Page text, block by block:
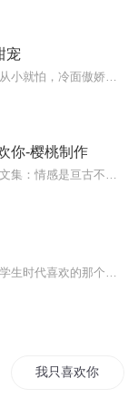
宠
你-樱桃制作
我只喜欢你